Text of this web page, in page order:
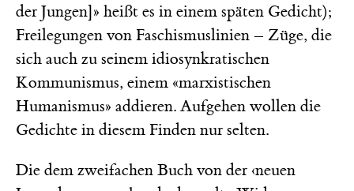
der Jungen]» heißt es in einem späten Gedicht);
Freilegungen von Faschismuslinien – Züge, die
sich auch zu seinem idiosynkratischen
Kommunismus, einem «marxistischen
Humanismus» addieren. Aufgehen wollen die
Gedichte in diesem Finden nur selten.
Die dem zweifachen Buch von der ‹neuen